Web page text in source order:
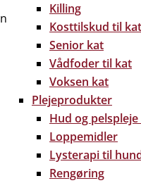
Killing
Kosttilskud til kat
Senior kat
Vådfoder til kat
Voksen kat
Plejeprodukter
Hud og
Loppemidler
Lysterapi til
Rengøring